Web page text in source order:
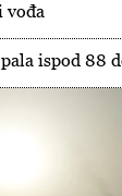
vođa
ispod 88